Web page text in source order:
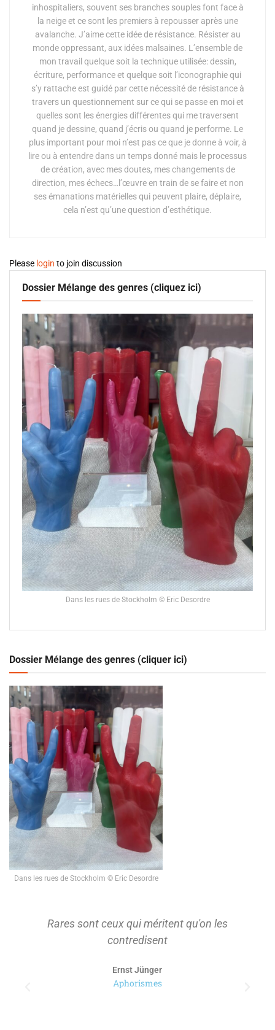
inhospitaliers, souvent ses branches souples font face à
la neige et ce sont les premiers à repousser après une
avalanche. J’aime cette idée de résistance. Résister au
monde oppressant, aux idées malsaines. L’ensemble de
mon travail quelque soit la technique utilisée: dessin,
écriture, performance et quelque soit l’iconographie qui
s’y rattache est guidé par cette nécessité de résistance à
travers un questionnement sur ce qui se passe en moi et
quelles sont les énergies différentes qui me traversent
quand je dessine, quand j’écris ou quand je performe. Le
plus important pour moi n’est pas ce que je donne à voir, à
lire ou à entendre dans un temps donné mais le processus
de création, avec mes doutes, mes changements de
direction, mes échecs…l’œuvre en train de se faire et non
ses émanations matérielles qui peuvent plaire, déplaire,
cela n’est qu’une question d’esthétique.
Please login to join discussion
Dossier Mélange des genres (cliquez ici)
Dans les rues de Stockholm © Eric Desordre
Dossier Mélange des genres (cliquer ici)
Dans les rues de Stockholm © Eric Desordre
Rares sont ceux qui méritent qu'on les
contredisent
Ernst Jünger
Aphorismes